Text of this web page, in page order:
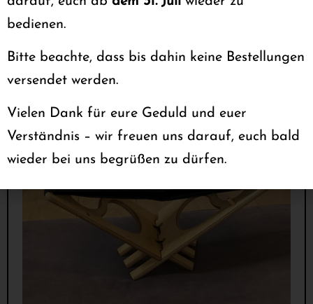
bedienen.
Bitte beachte, dass bis dahin keine Bestellungen
versendet werden.
Vielen Dank für eure Geduld und euer
Verständnis – wir freuen uns darauf, euch bald
wieder bei uns begrüßen zu dürfen.